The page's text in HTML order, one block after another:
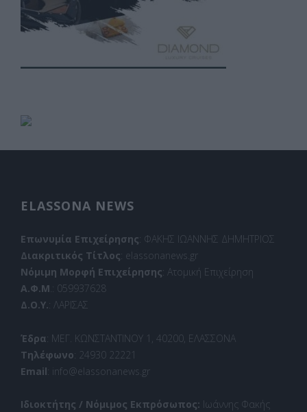
ELASSONA NEWS
Επωνυμία Επιχείρησης: ΦΑΚΗΣ ΙΩΑΝΝΗΣ ΔΗΜΗΤΡΙΟΣ
Διακριτικός Τίτλος: elassonanews.gr
Νόμιμη Μορφή Επιχείρησης: Ατομική Επιχείρηση
Α.Φ.Μ.: 059937628
Δ.Ο.Υ.: ΛΑΡΙΣΑΣ
Έδρα: ΜΕΓ. ΚΩΝΣΤΑΝΤΙΝΟΥ 1, 40200, ΕΛΑΣΣΟΝΑ
Τηλέφωνο: 24930 22221
Email: info@elassonanews.gr
Ιδιοκτήτης / Νόμιμος Εκπρόσωπος: Ιωάννης Φακής